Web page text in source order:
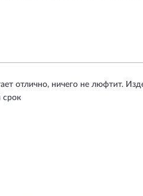
отлично, ничего не люфтит.
срок